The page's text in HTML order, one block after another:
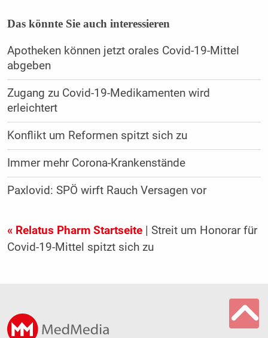
Das könnte Sie auch interessieren
Apotheken können jetzt orales Covid-19-Mittel
abgeben
Zugang zu Covid-19-Medikamenten wird
erleichtert
Konflikt um Reformen spitzt sich zu
Immer mehr Corona-Krankenstände
Paxlovid: SPÖ wirft Rauch Versagen vor
« Relatus Pharm Startseite| Streit um Honorar für
Covid-19-Mittel spitzt sich zu